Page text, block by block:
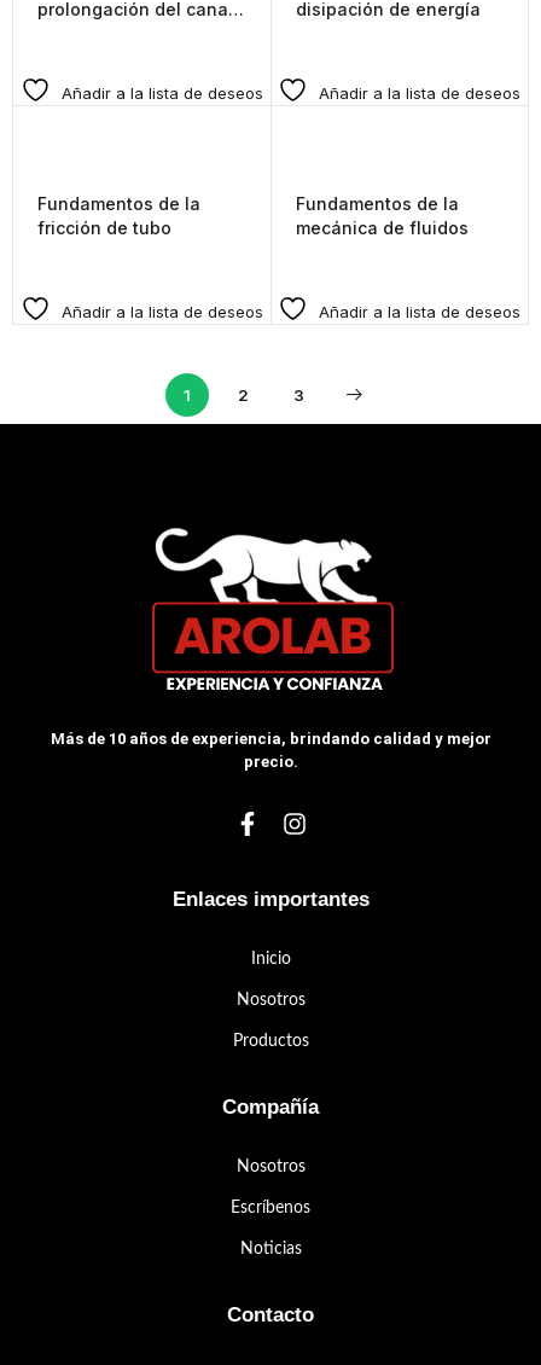
prolongación del canal
Añadir a la lista de deseos
disipación de energía
Añadir a la lista de deseos
Fundamentos de la
fricción de tubo
Añadir a la lista de deseos
Fundamentos de la
mecánica de fluidos
Añadir a la lista de deseos
1 2 3
Más de 10 años de experiencia, brindando calidad y mejor
precio.
Enlaces importantes
Inicio
Nosotros
Productos
Compañía
Nosotros
Escríbenos
Noticias
Contacto